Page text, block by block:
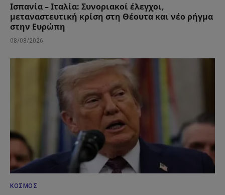
Ισπανία – Ιταλία: Συνοριακοί έλεγχοι,
μεταναστευτική κρίση στη Θέουτα και νέο ρήγμα
στην Ευρώπη
08/08/2026
ΚΌΣΜΟΣ